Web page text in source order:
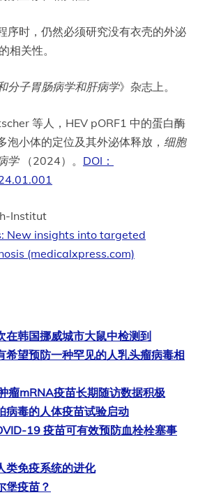
序时，仍然必须研究没有衣壳的外泌
相关性。
分子胃肠病学和肝病学》杂志上。
等人，HEV pORF1 中的蛋白酶
泡小体的定位及其外泌体释放， 细胞
学（2024）。 DOI：
Institut
New insights into targeted
(medicalxpress.com)
在韩国挪威城市大鼠中检测到
希望预防一种罕见的人乳头瘤病毒相
瘤mRNA疫苗长期随访数据积极
病毒的人体疫苗试验启动
19 疫苗可有效预防血栓栓塞事
类免疫系统的进化
堡疫苗？